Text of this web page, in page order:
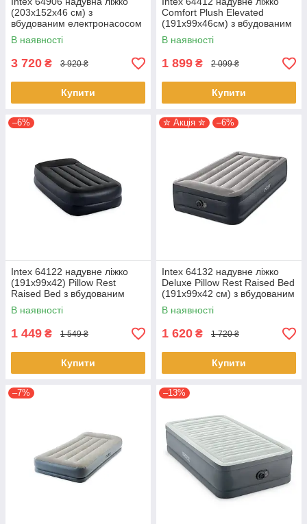
(203х152х46 см) з
вбудованим електронасосом
В наявності
3 720 ₴ 3 920 ₴
Купити
Comfort Plush Elevated
(191х99х46см) з вбудованим
електронасосом
В наявності
1 899 ₴ 2 099 ₴
Купити
–6%
Intex 64122 надувне ліжко
(191х99х42) Pillow Rest
Raised Bed з вбудованим
електронасосом
В наявності
1 449 ₴ 1 549 ₴
Купити
✮ Акція ✮ –6%
Intex 64132 надувне ліжко
Deluxe Pillow Rest Raised Bed
(191х99х42 см) з вбудованим
електронасосом
В наявності
1 620 ₴ 1 720 ₴
Купити
–7% –13%